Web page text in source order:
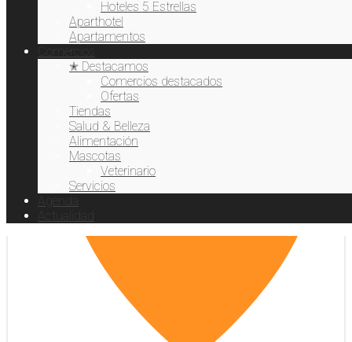
Hoteles 5 Estrellas
Aparthotel
Apartamentos
Comercios
✭ Destacamos
Comercios destacados
Ofertas
Tiendas
Salud & Belleza
Alimentación
Mascotas
Veterinario
Servicios
Agenda
Actualidad
Moda & Complementos